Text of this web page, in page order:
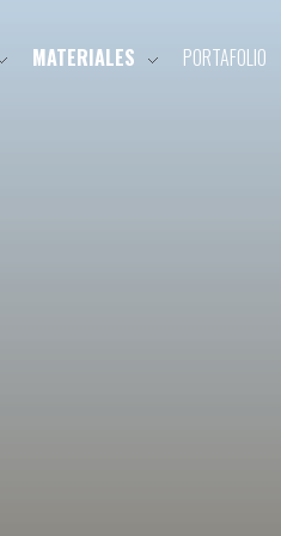
MATERIALES PORTAFOLIO